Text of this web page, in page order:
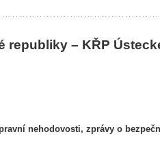
republiky – KŘP
nehodovosti, zprávy o